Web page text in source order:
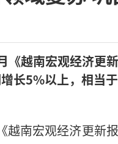
《越南宏观经济更
长5%以上，相当
越南宏观经济更新